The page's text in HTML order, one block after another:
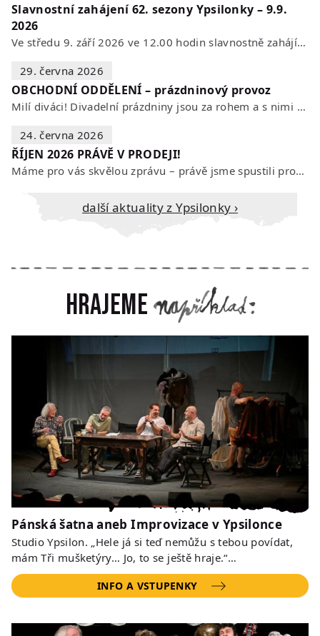
Slavnostní zahájení 62. sezony Ypsilonky – 9.9.
2026
Ve středu 9. září 2026 ve 12.00 hodin slavnostně zahájíme novou divadelní…
29. června 2026
OBCHODNÍ ODDĚLENÍ – prázdninový provoz
Milí diváci! Divadelní prázdniny jsou za rohem a s nimi se mění i otevírací…
24. června 2026
ŘÍJEN 2026 PRÁVĚ V PRODEJI!
Máme pro vás skvělou zprávu – právě jsme spustili prodej vstupenek na říjen…
Další aktuality z Ypsilonky ›
Hrajeme
Pánská šatna aneb Improvizace v Ypsilonce
Studio Ypsilon. „Hele já si teď nemůžu s tebou povídat,
mám Tři mušketýry… Jo, to se ještě hraje.“…
INFO A VSTUPENKY